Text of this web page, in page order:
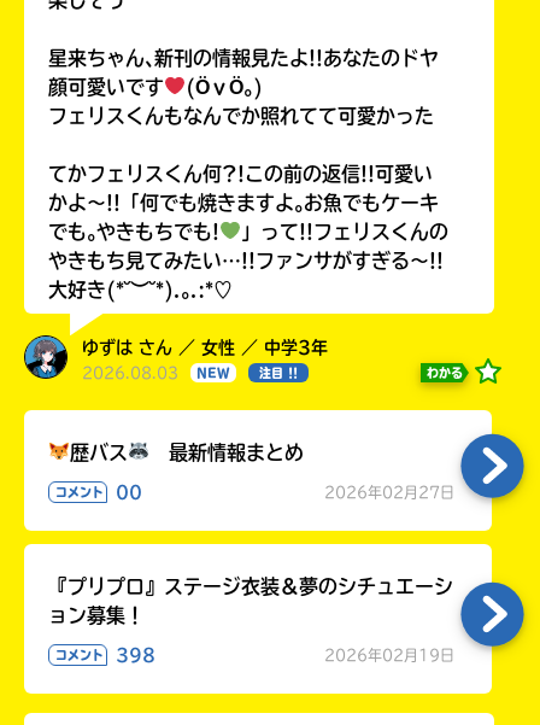
星来ちゃん､新刊の情報見たよ!!あなたのドヤ
顔可愛いです
(ӦｖӦ｡)
フェリスくんもなんでか照れてて可愛かった
てかフェリスくん何?!この前の返信!!可愛い
かよ〜!!「何でも焼きますよ｡お魚でもケーキ
でも｡やきもちでも!
」って!!フェリスくんの
やきもち見てみたい…!!ファンサがすぎる〜!!
大好き(*˘︶˘*).｡.:*♡
ゆずは さん ／ 女性 ／ 中学3年
2026.08.03 NEW 注目 !! わかる
歴バス 最新情報まとめ
コメント 00 2026年02月27日
『プリプロ』ステージ衣装＆夢のシチュエーシ
ョン募集！
コメント 398 2026年02月19日